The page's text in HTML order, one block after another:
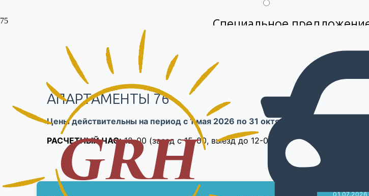
Специальное
При бронировании от 3-х суток СКИДКА -20%
Бронирование подтверждается 100% предоплатой
АПАРТАМЕНТЫ 76
Цены действительны на период с 1 мая 2026 по 31 октября 2026
РАСЧЕТНЫЙ ЧАС:12-00 (заезд с 15-00, выезд до 12-00) В